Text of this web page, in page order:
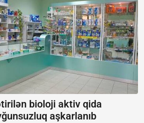
bioloji aktiv qida
aşkarlanıb